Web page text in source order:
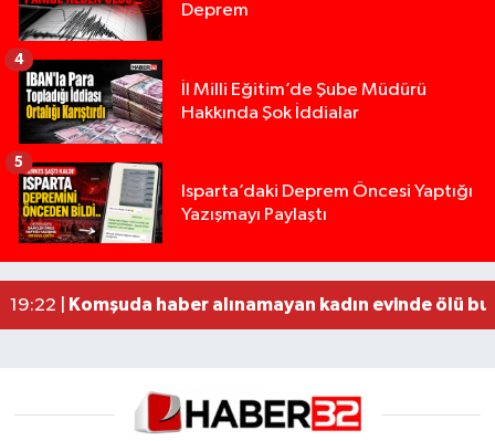
Deprem
İl Milli Eğitim’de Şube Müdürü
Hakkında Şok İddialar
4
Isparta’daki Deprem Öncesi Yaptığı
Yazışmayı Paylaştı
5
13:00 |Yığılca'da kardeşler arasındaki silahlı kavgada
12:48 |Tur teknesi çalışanlarının birbirine girdiği kavga
02:26 |MOTOSİKLETLE ÇARPIŞAN OTOMOBİL GÜL
19:22 |
Komşuda haber alınamayan kadın evinde ölü